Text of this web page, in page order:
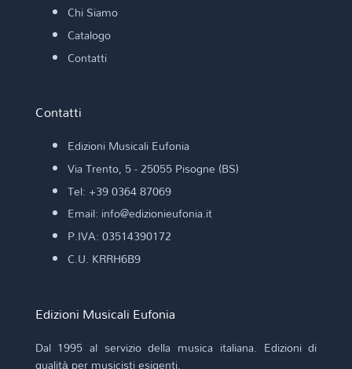
Chi Siamo
Catalogo
Contatti
Contatti
Edizioni Musicali Eufonia
Via Trento, 5 - 25055 Pisogne (BS)
Tel: +39 0364 87069
Email: info@edizionieufonia.it
P.IVA: 03514390172
C.U. KRRH6B9
Edizioni Musicali Eufonia
Dal 1995 al servizio della musica italiana. Edizioni di
qualità per musicisti esigenti.